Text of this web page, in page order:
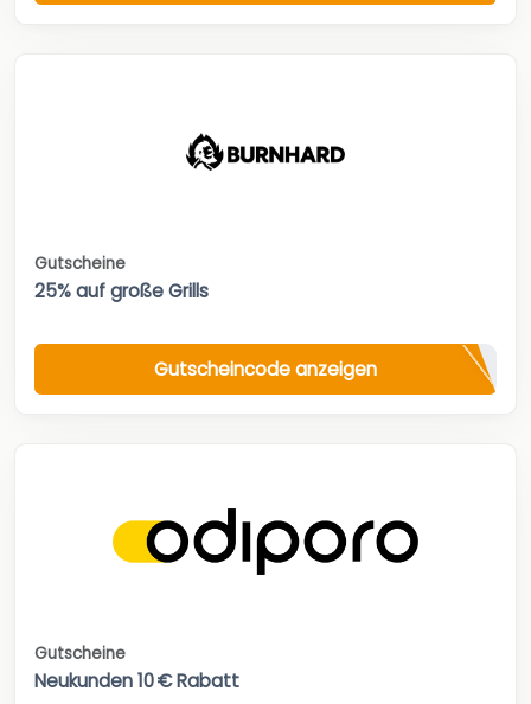
Gutscheine
25% auf große Grills
Gutscheincode anzeigen
Gutscheine
Neukunden 10 € Rabatt